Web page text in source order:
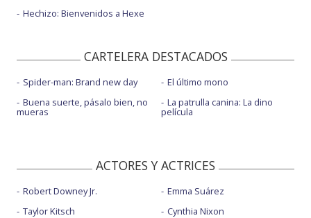
Hechizo: Bienvenidos a Hexe
CARTELERA DESTACADOS
Spider-man: Brand new day
Buena suerte, pásalo bien, no
mueras
El último mono
La patrulla canina: La dino
película
ACTORES Y ACTRICES
Robert Downey Jr.
Taylor Kitsch
Emma Suárez
Cynthia Nixon